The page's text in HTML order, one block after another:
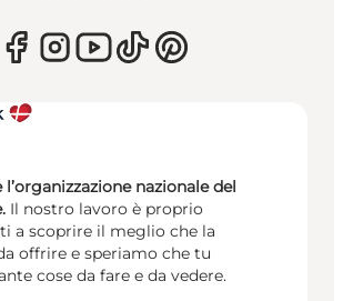
nazionale del
Il nostro lavoro è proprio
a scoprire il meglio che la
offrire e speriamo che tu
cose da fare e da vedere.